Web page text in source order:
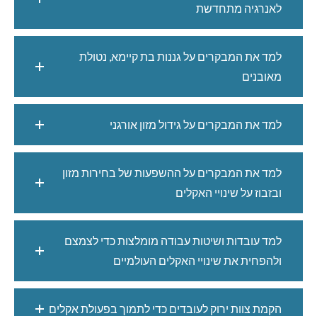
לאנרגיה מתחדשת
למד את המבקרים על גננות בת קיימא, נטולת
מאובנים
למד את המבקרים על גידול מזון אורגני
למד את המבקרים על ההשפעות של בחירות מזון
ובזבוז על שינויי האקלים
למד עובדות ושיטות עבודה מומלצות כדי לצמצם
ולהפחית את שינויי האקלים העולמיים
הקמת צוות ירוק לעובדים כדי לתמוך בפעולת אקלים